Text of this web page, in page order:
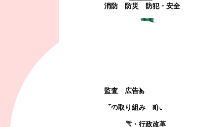
消防 防災 防犯・安全
監査 広告募集
町の取り組み
町の概要
町政運営・行政改革